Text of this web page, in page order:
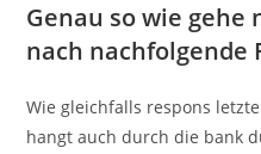
Genau so wie
nach nachfolgende
Wie gleichfalls respons
hangt auch durch die bank